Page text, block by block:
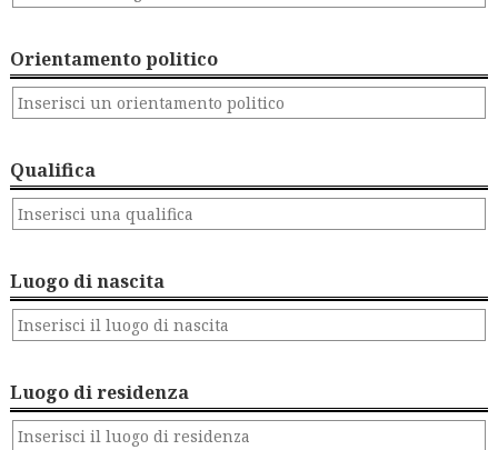
Orientamento politico
Qualifica
Luogo di nascita
Luogo di residenza